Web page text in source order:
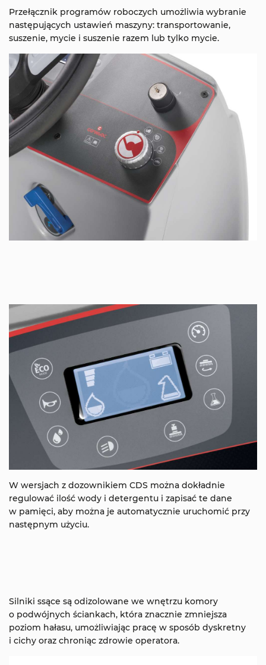
Przełącznik programów roboczych umożliwia wybranie
następujących ustawień maszyny: transportowanie,
suszenie, mycie i suszenie razem lub tylko mycie.
W wersjach z dozownikiem CDS można dokładnie
regulować ilość wody i detergentu i zapisać te dane
w pamięci, aby można je automatycznie uruchomić przy
następnym użyciu.
Silniki ssące są odizolowane we wnętrzu komory
o podwójnych ściankach, która znacznie zmniejsza
poziom hałasu, umożliwiając pracę w sposób dyskretny
i cichy oraz chroniąc zdrowie operatora.